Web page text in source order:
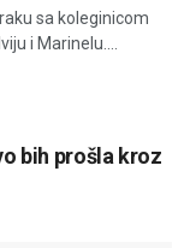
sa koleginicom
i Marinelu....
bih prošla kroz